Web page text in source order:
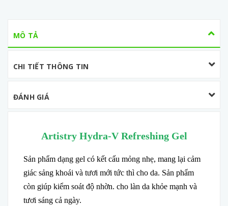
MÔ TẢ
CHI TIẾT THÔNG TIN
ĐÁNH GIÁ
Artistry Hydra-V Refreshing Gel
Sản phẩm dạng gel có kết cấu mỏng nhẹ, mang lại cảm
giác sảng khoái và tươi mới tức thì cho da. Sản phẩm
còn giúp kiểm soát độ nhờn. cho làn da khỏe mạnh và
tươi sáng cả ngày.